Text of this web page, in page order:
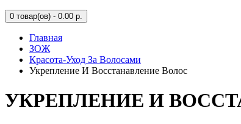
0 товар(ов) - 0.00 р.
Главная
ЗОЖ
Красота-Уход За Волосами
Укрепление И Восстанавление Волос
УКРЕПЛЕНИЕ И